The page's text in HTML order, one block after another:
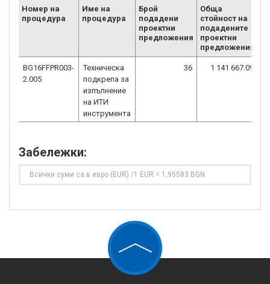
Номер на
процедура
Име на
процедура
Брой
подадени
проектни
предложения
Обща
стойност на
подадените
проектни
предложения
BG16FFPR003-
2.005
Техническа
подкрепа за
изпълнение
на ИТИ
инструмента
36 1 141 667.09
Забележки:
Всички суми са в евро (EUR) /1 EUR = 1,95583 BGN